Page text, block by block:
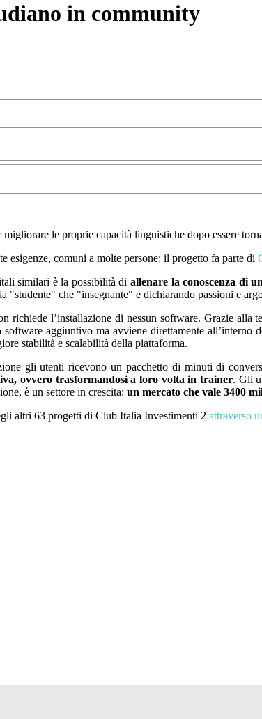
in community
le proprie capacità linguistiche dopo essere
esigenze, comuni a molte persone: il progetto fa parte di
similari è la possibilità diallenare la conoscenza di
"studente" che "insegnante" e dichiarando passioni e
richiede l’installazione di nessun software. Grazie alla
aggiuntivo ma avviene direttamente
stabilità e scalabilità della piattaforma.
gli utenti ricevono un pacchetto di minuti di
ovvero trasformandosi a loro volta in trainer. Gli
è un settore in crescita: un mercato che vale 3400
altri 63 progetti di Club Italia Investimenti 2 attraverso